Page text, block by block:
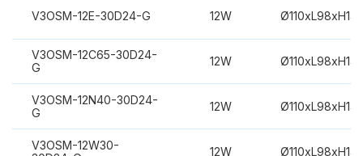
V3OSM-12E-30D24-G 12W
V3OSM-12C65-30D24-
G
12W
V3OSM-12N40-30D24-
G
12W
V3OSM-12W30-
12W